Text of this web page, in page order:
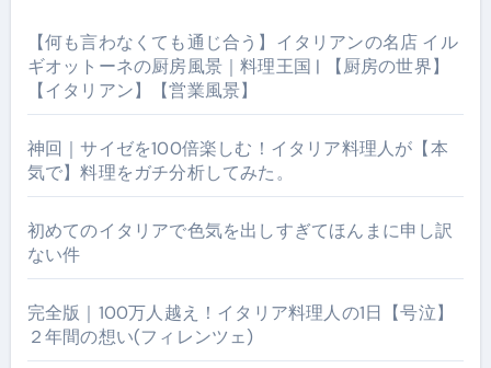
【何も言わなくても通じ合う】イタリアンの名店 イル
ギオットーネの厨房風景｜料理王国 | 【厨房の世界】
【イタリアン】【営業風景】
神回｜サイゼを100倍楽しむ！イタリア料理人が【本
気で】料理をガチ分析してみた。
初めてのイタリアで色気を出しすぎてほんまに申し訳
ない件
完全版｜100万人越え！イタリア料理人の1日【号泣】
２年間の想い(フィレンツェ)